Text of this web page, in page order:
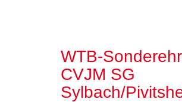
WTB-
CVJM SG
Sylbach/